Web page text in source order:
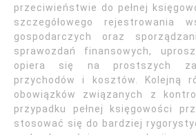
przeciwieństwie do pełnej
szczegółowego rejestrowania
gospodarczych oraz
sprawozdań finansowych,
opiera się na prostszych
przychodów i kosztów. Kolejną
obowiązków związanych z
przypadku pełnej księgowości
stosować się do bardziej